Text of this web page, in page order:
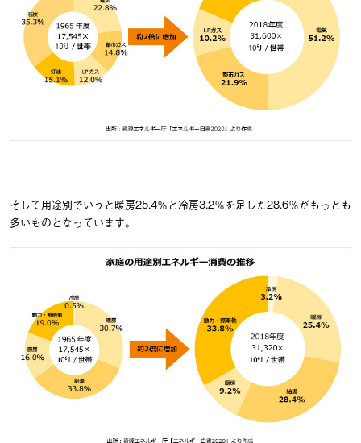
そして用途別でいうと暖房25.4％と冷房3.2％を足した28.6％がもっとも
多いものとなっています。